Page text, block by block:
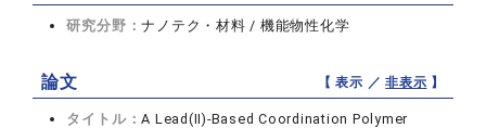
研究分野：ナノテク・材料 / 機能物性化学
論文 【 表示 ／非表示 】
タイトル：A Lead(II)-Based Coordination Polymer